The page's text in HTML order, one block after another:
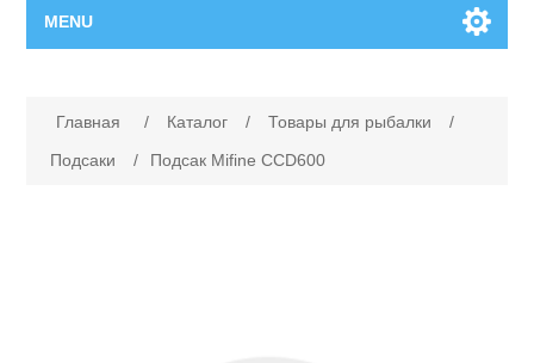
MENU
Каталог
Главная / Каталог / Товары для рыбалки
/
Подсаки
/ Подсак Mifine CCD600